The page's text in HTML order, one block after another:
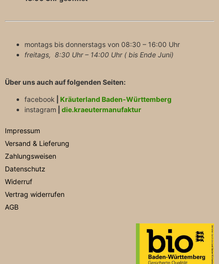
montags bis donnerstags von 08:30 – 16:00 Uhr
freitags, 8:30 Uhr – 14:00 Uhr ( bis Ende Juni)
Über uns auch auf folgenden Seiten:
facebook
Kräuterland Baden-Württemberg
instagram
die.kraeutermanufaktur
Impressum
Versand & Lieferung
Zahlungsweisen
Datenschutz
Widerruf
Vertrag widerrufen
AGB